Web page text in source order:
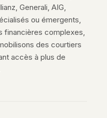
Generali, AIG,
ou émergents,
financières complexes,
des courtiers
accès à plus de